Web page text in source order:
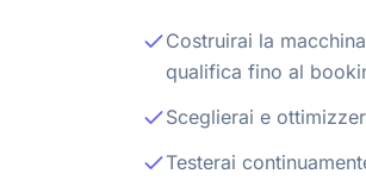
Costruirai la
qualifica fino al
Sceglierai e
Testerai